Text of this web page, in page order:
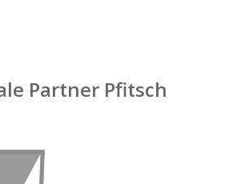
Partner Pfitsch